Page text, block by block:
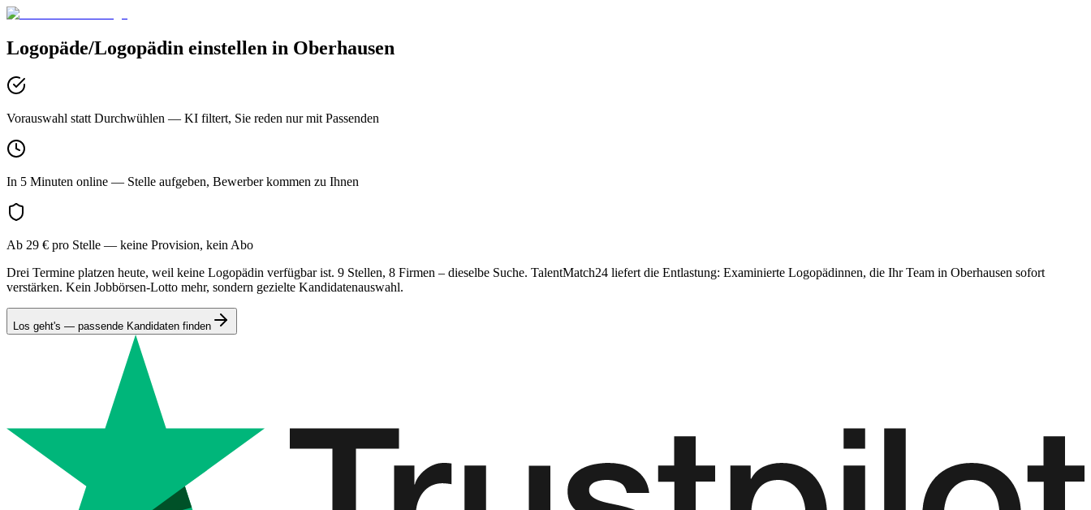
Logopäde/Logopädin einstellen in Oberhausen
Vorauswahl statt Durchwühlen — KI filtert, Sie reden nur mit Passenden
In 5 Minuten online — Stelle aufgeben, Bewerber kommen zu Ihnen
Ab 29 € pro Stelle — keine Provision, kein Abo
Drei Termine platzen heute, weil keine Logopädin verfügbar ist. 9 Stellen, 8 Firmen – dieselbe Suche. TalentMatch24 liefert die Entlastung: Examinierte Logopädinnen, die Ihr Team in Oberhausen sofort
verstärken. Kein Jobbörsen-Lotto mehr, sondern gezielte Kandidatenauswahl.
Los geht's — passende Kandidaten finden